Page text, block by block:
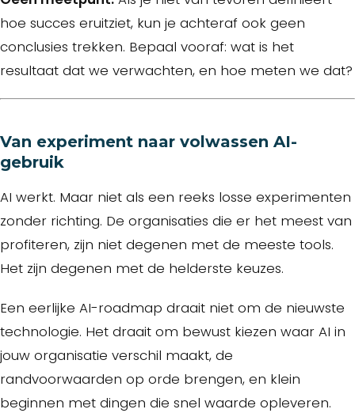
hoe succes eruitziet, kun je achteraf ook geen
conclusies trekken. Bepaal vooraf: wat is het
resultaat dat we verwachten, en hoe meten we dat?
Van experiment naar volwassen AI-
gebruik
AI werkt. Maar niet als een reeks losse experimenten
zonder richting. De organisaties die er het meest van
profiteren, zijn niet degenen met de meeste tools.
Het zijn degenen met de helderste keuzes.
Een eerlijke AI-roadmap draait niet om de nieuwste
technologie. Het draait om bewust kiezen waar AI in
jouw organisatie verschil maakt, de
randvoorwaarden op orde brengen, en klein
beginnen met dingen die snel waarde opleveren.